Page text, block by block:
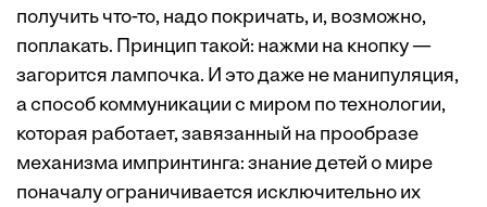
получить что-то, надо покричать, и, возможно,
поплакать. Принцип такой: нажми на кнопку —
загорится лампочка. И это даже не манипуляция,
а способ коммуникации с миром по технологии,
которая работает, завязанный на прообразе
механизма импринтинга: знание детей о мире
поначалу ограничивается исключительно их